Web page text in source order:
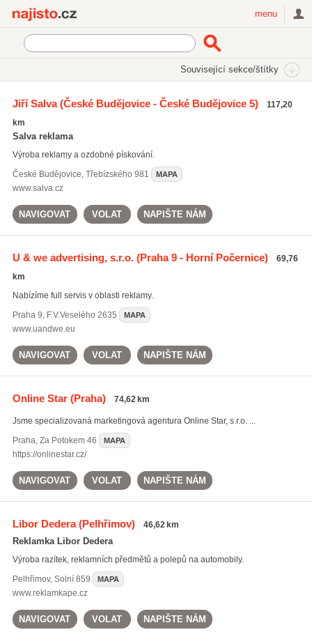
menu
Související sekce/štítky
Služby pro firmy
Reklamní služby a tisk
Reklamní agentury
Jiří Salva(České Budějovice - České Budějovice 5)
117,20
km
Salva reklama
Výroba reklamy a ozdobné pískování.
České Budějovice, Třebízského 981 MAPA
www.salva.cz
NAVIGOVAT VOLAT NAPIŠTE NÁM
U & we advertising, s.r.o.(Praha 9 - Horní Počernice)
69,76
km
Nabízíme full servis v oblasti reklamy.
Praha 9, F.V.Veselého 2635 MAPA
www.uandwe.eu
NAVIGOVAT VOLAT NAPIŠTE NÁM
Online Star(Praha) 74,62 km
Jsme specializovaná marketingová agentura Online Star, s.r.o. ...
Praha, Za Potokem 46 MAPA
https://onlinestar.cz/
NAVIGOVAT VOLAT NAPIŠTE NÁM
Libor Dedera(Pelhřimov) 46,62 km
Reklamka Libor Dedera
Výroba razítek, reklamních předmětů a polepů na automobily.
Pelhřimov, Solní 859 MAPA
www.reklamkape.cz
NAVIGOVAT VOLAT NAPIŠTE NÁM